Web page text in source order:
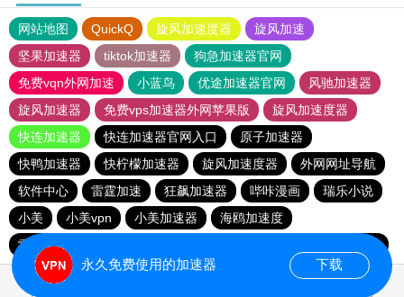
网站地图 QuickQ 旋风加速度器
旋风加速
坚果加速器
tiktok加速器
狗急加速器官网
免费vqn外网加速
小蓝鸟 优途加速器官网
风驰加速器
旋风加速器
免费vps加速器外网苹果版
旋风加速度器
快连加速器
快连加速器官网入口
原子加速器
快鸭加速器
快柠檬加速器 旋风加速度器
外网网址导航
软件中心
雷霆加速 狂飙加速器 哔咔漫画
瑞乐小说
小美
小美vpn 小美加速器
海鸥加速度
雷霆加速版ins
雷霆加速
永久免费使用的加速器 下载